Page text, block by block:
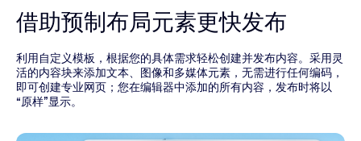
借助预制布局元素更快发布
利用自定义模板，根据您的具体需求轻松创建并发布内容。采用灵
活的内容块来添加文本、图像和多媒体元素，无需进行任何编码，
即可创建专业网页；您在编辑器中添加的所有内容，发布时将以
“原样”显示。